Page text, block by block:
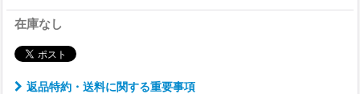
在庫なし
返品特約・送料に関する重要事項